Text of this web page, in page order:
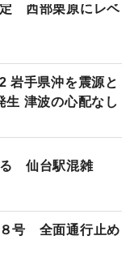
定 西部栗原にレベ
岩手県沖を震源と
生 津波の心配なし
る 仙台駅混雑
号 全面通行止め